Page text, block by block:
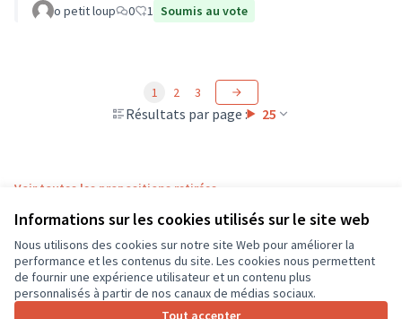
Informations sur les cookies utilisés sur le site web
Nous utilisons des cookies sur notre site Web pour améliorer la
performance et les contenus du site. Les cookies nous permettent
de fournir une expérience utilisateur et un contenu plus
personnalisés à partir de nos canaux de médias sociaux.
Tout accepter
o petit loup 0 1 Soumis au vote
Résultats par page : 25
1 2 3
Voir toutes les propositions retirées
Conditions d'utilisation
Paramètres des cookies
CD37 sur X
(Lien externe)
CD37 sur Facebook
CD37 sur Instagram
CD37 sur YouTube
(Lien externe)